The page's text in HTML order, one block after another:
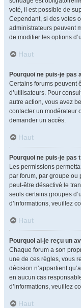
voté, il est possible de
Cependant, si des votes
administrateurs peuvent
de modifier les options
Haut
Pourquoi ne puis-je pas
Certains forums peuvent
d’utilisateurs. Pour
autre action, vous avez
contacter un modérateur
demander un accès.
Haut
Pourquoi ne puis-je
Les permissions
par forum, par groupe ou
peut-être désactivé le
seuls certains groupes
d’informations, veuillez
Haut
Pourquoi ai-je reçu un
Chaque forum a son
une de ces règles, vous
décision n’appartient
en aucun cas
d’informations, veuillez
Haut